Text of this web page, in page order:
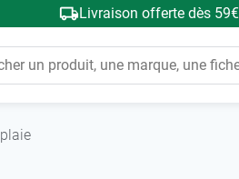
Livraison offerte dès 59€